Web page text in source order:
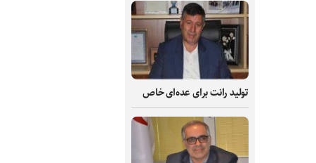
تولید رانت برای عده‌ای خاص